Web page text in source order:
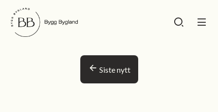
Bygg Bygland
Siste nytt